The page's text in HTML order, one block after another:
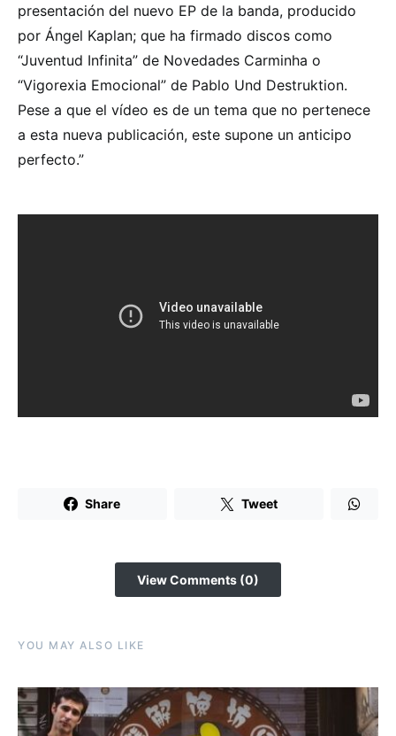
presentación del nuevo EP de la banda, producido
por Ángel Kaplan; que ha firmado discos como
“Juventud Infinita” de Novedades Carminha o
“Vigorexia Emocional” de Pablo Und Destruktion.
Pese a que el vídeo es de un tema que no pertenece
a esta nueva publicación, este supone un anticipo
perfecto.”
Share Tweet
View Comments (0)
YOU MAY ALSO LIKE